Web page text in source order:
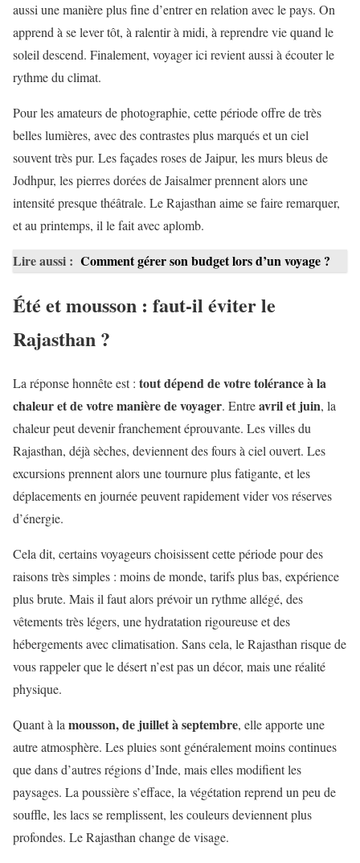
aussi une manière plus fine d’entrer en relation avec le pays. On
apprend à se lever tôt, à ralentir à midi, à reprendre vie quand le
soleil descend. Finalement, voyager ici revient aussi à écouter le
rythme du climat.
Pour les amateurs de photographie, cette période offre de très
belles lumières, avec des contrastes plus marqués et un ciel
souvent très pur. Les façades roses de Jaipur, les murs bleus de
Jodhpur, les pierres dorées de Jaisalmer prennent alors une
intensité presque théâtrale. Le Rajasthan aime se faire remarquer,
et au printemps, il le fait avec aplomb.
Lire aussi : Comment gérer son budget lors d’un voyage ?
Été et mousson : faut-il éviter le
Rajasthan ?
La réponse honnête est : tout dépend de votre tolérance à la
chaleur et de votre manière de voyager. Entreavril et juin, la
chaleur peut devenir franchement éprouvante. Les villes du
Rajasthan, déjà sèches, deviennent des fours à ciel ouvert. Les
excursions prennent alors une tournure plus fatigante, et les
déplacements en journée peuvent rapidement vider vos réserves
d’énergie.
Cela dit, certains voyageurs choisissent cette période pour des
raisons très simples : moins de monde, tarifs plus bas, expérience
plus brute. Mais il faut alors prévoir un rythme allégé, des
vêtements très légers, une hydratation rigoureuse et des
hébergements avec climatisation. Sans cela, le Rajasthan risque de
vous rappeler que le désert n’est pas un décor, mais une réalité
physique.
Quant à la mousson, de juillet à septembre, elle apporte une
autre atmosphère. Les pluies sont généralement moins continues
que dans d’autres régions d’Inde, mais elles modifient les
paysages. La poussière s’efface, la végétation reprend un peu de
souffle, les lacs se remplissent, les couleurs deviennent plus
profondes. Le Rajasthan change de visage.